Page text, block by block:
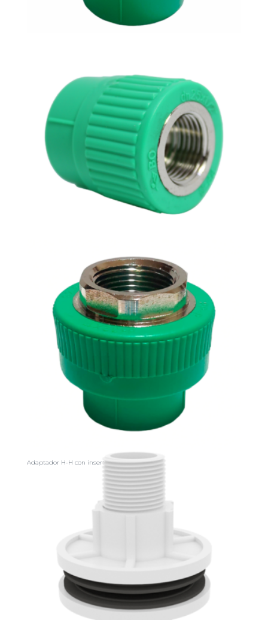
Adaptador H-H – Reducción
Adaptador H-H con inserto metálico roscado